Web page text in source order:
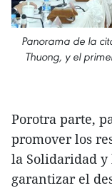
Panorama de la
Thuong, y el
Porotra parte,
promover los
la Solidaridad y
garantizar el